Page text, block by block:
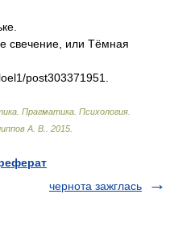
свечение, или Тёмная
post303371951.
Прагматика. Психология.
А. В. 2015
чернота зажглась